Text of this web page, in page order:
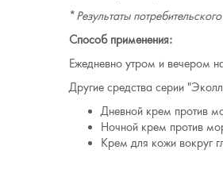
*Результаты
Способ применения:
Ежедневно утром и вечером
Другие средства серии
Дневной крем против
Ночной крем против
Крем для кожи вокруг